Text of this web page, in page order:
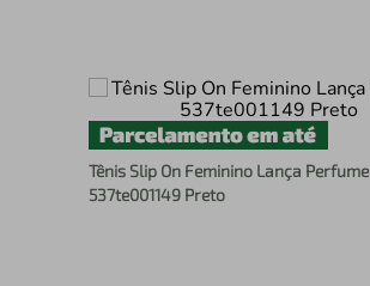
Tênis Slip On Feminino Lança Perfume
537te001149 Preto